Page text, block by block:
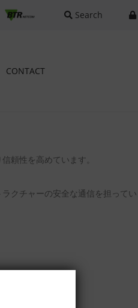
Search
CONTACT
頼性を高めています。
クチャーの安全な通信を担ってい